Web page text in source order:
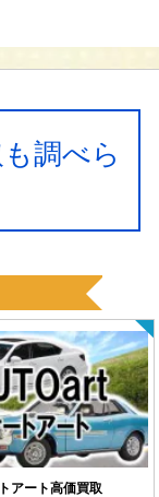
調べら
アート高価買取